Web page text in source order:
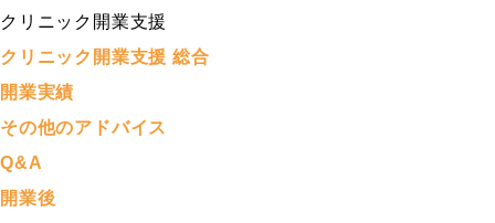
クリニック開業支援
クリニック開業支援 総合
開業実績
その他のアドバイス
Q&A
開業後